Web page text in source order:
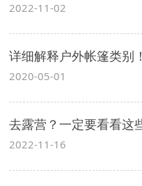
2022-11-02
详细解释户外帐篷类别！
2020-05-01
2022-11-16